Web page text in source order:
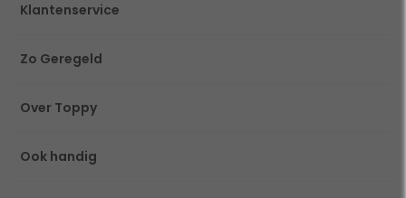
Klantenservice
Zo Geregeld
Over Toppy
Ook handig